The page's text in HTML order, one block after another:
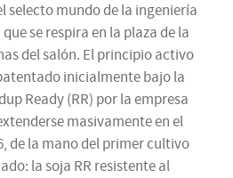
selecto mundo de la ingeniería
se respira en la plaza de la
del salón. El principio activo
inicialmente bajo la
Ready (RR) por la empresa
masivamente en el
de la mano del primer cultivo
la soja RR resistente al